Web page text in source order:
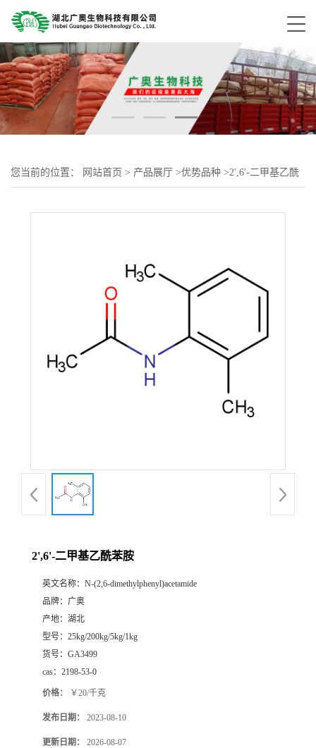
您当前的位置： 网站首页 > 产品展厅 >优势品种 >2',6'-二甲基乙酰
2',6'-二甲基乙酰苯胺
英文名称： N-(2,6-dimethylphenyl)acetamide
品牌： 广奥
产地： 湖北
型号： 25kg/200kg/5kg/1kg
货号： GA3499
cas： 2198-53-0
价格： ￥20/千克
发布日期： 2023-08-10
更新日期： 2026-08-07